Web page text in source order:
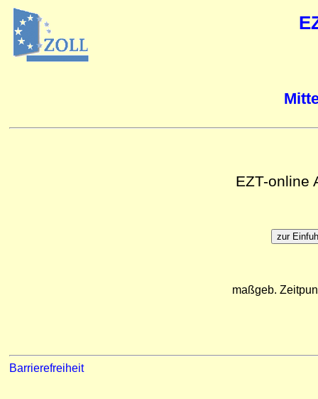
EZT-online
maßgeb.
Barrierefreiheit